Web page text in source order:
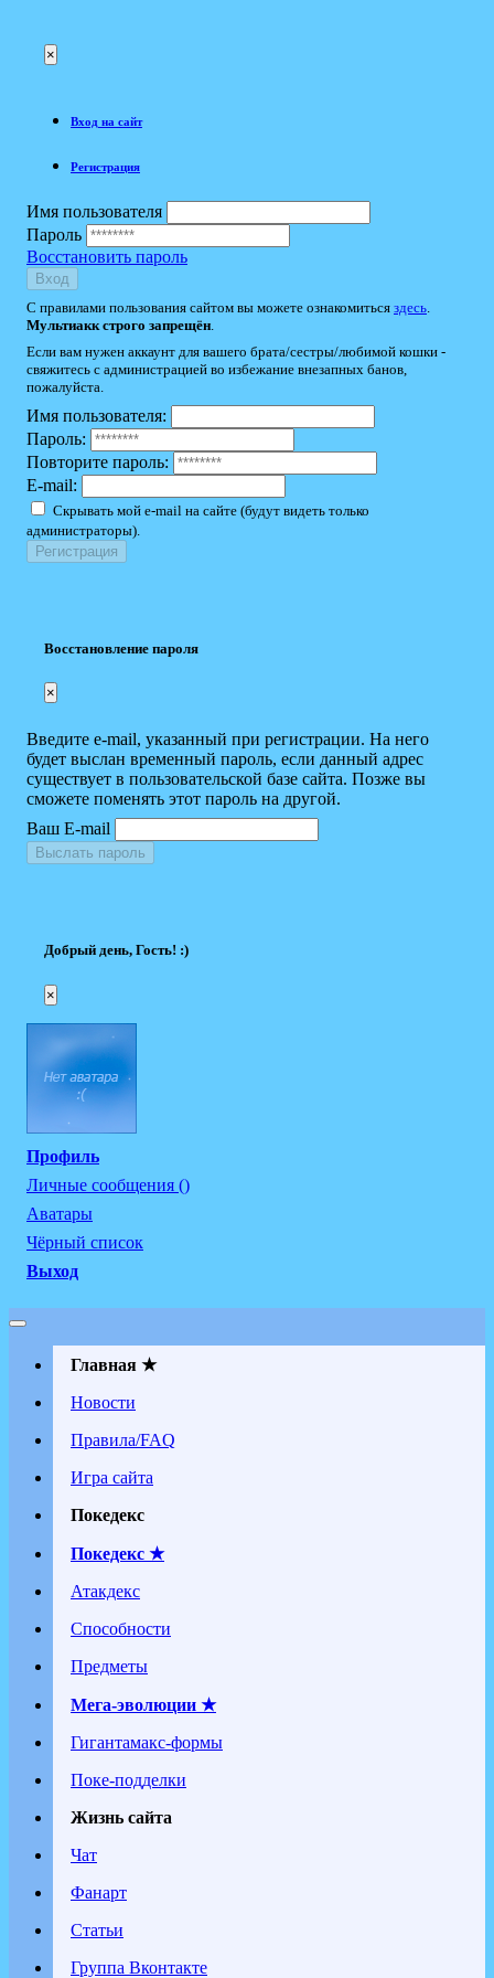
×
Вход на сайт
Регистрация
Имя пользователя
Пароль
Восстановить пароль
Вход
С правилами пользования сайтом вы можете ознакомиться здесь
Мультиакк строго запрещён
Если вам нужен аккаунт для вашего брата/сестры/любимой кошки -
свяжитесь с администрацией во избежание внезапных банов,
пожалуйста.
Имя пользователя:
Пароль:
Повторите пароль:
E-mail:
Скрывать мой e-mail на сайте (будут видеть только
администраторы).
Восстановление пароля
×
Введите e-mail, указанный при регистрации. На него
будет выслан временный пароль, если данный адрес
существует в пользовательской базе сайта. Позже вы
сможете поменять этот пароль на другой.
Ваш E-mail
Выслать пароль
Добрый день, Гость! :)
×
Профиль
Личные сообщения ()
Аватары
Чёрный список
Выход
Главная ★
Новости
Правила/FAQ
Игра сайта
Покедекс
Покедекс ★
Атакдекс
Способности
Предметы
Мега-эволюции ★
Гигантамакс-формы
Поке-подделки
Жизнь сайта
Чат
Фанарт
Статьи
Группа Вконтакте